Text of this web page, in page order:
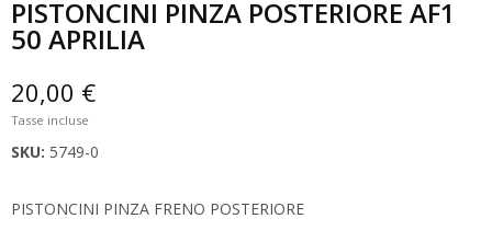
PISTONCINI PINZA POSTERIORE AF1
50 APRILIA
20,00 €
Tasse incluse
SKU: 5749-0
PISTONCINI PINZA FRENO POSTERIORE